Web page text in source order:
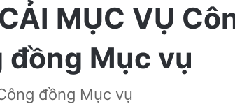
MỤC VỤ
đồng Mục vụ
đồng Mục vụ